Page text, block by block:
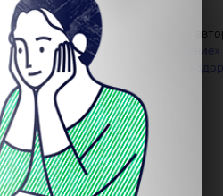
Максим Полгин —
по теме
«Образование»
рекомендую курс